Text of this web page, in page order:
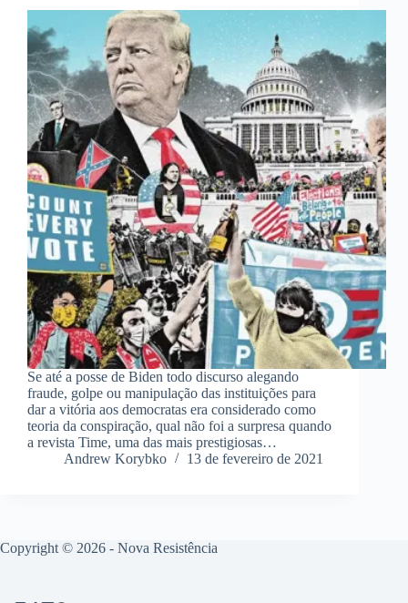
Se até a posse de Biden todo discurso alegando
fraude, golpe ou manipulação das instituições para
dar a vitória aos democratas era considerado como
teoria da conspiração, qual não foi a surpresa quando
a revista Time, uma das mais prestigiosas…
Andrew Korybko
13 de fevereiro de 2021
Copyright © 2026 - Nova Resistência